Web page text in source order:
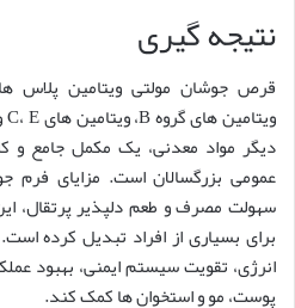
نتیجه گیری
قرص جوشان مولتی ویتامین پلاس
دیگر مواد معدنی، یک مکمل جامع و
عمومی بزرگسالان است. مزایای فرم
سهولت مصرف و طعم دلپذیر پرتقال،
برای بسیاری از افراد تبدیل کرده
انرژی، تقویت سیستم ایمنی، بهبود
پوست، مو و استخوان ها کمک کند.